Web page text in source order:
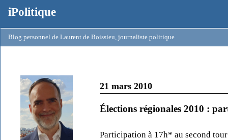
iPolitique
Blog personnel de Laurent de Boissieu, journaliste politique
21 mars 2010
Élections régionales 2010 :
Participation à 17h* au second